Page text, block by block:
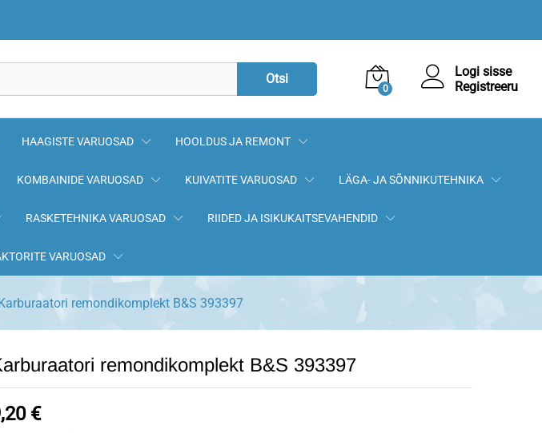
Otsi
0
Logi sisse
Registreeru
HAAGISTE VARUOSAD HOOLDUS JA REMONT
KOMBAINIDE VARUOSAD KUIVATITE VARUOSAD LÄGA- JA SÕNNIKUTEHNIKA
RASKETEHNIKA VARUOSAD RIIDED JA ISIKUKAITSEVAHENDID
VARUOSAD
remondikomplekt B&S 393397
remondikomplekt B&S 393397
€